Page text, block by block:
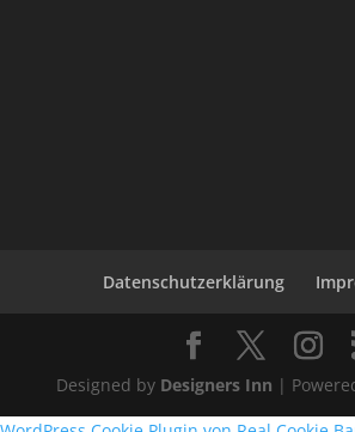
Datenschutzerklärung
Designed by Designers Inn |